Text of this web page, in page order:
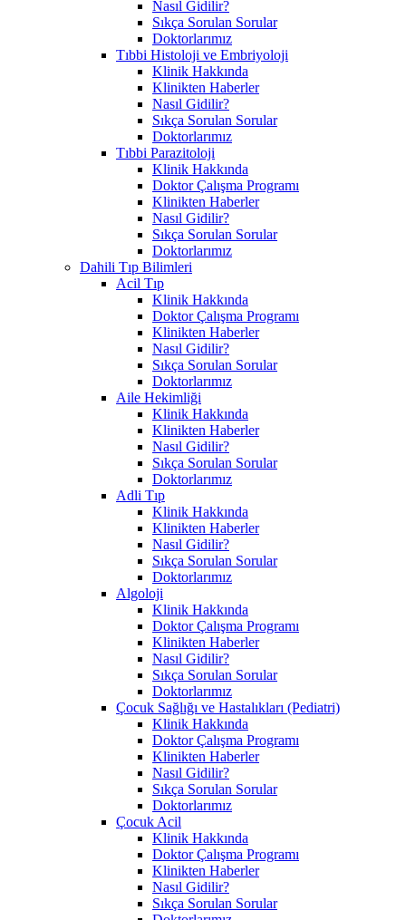
Nasıl Gidilir?
Sıkça Sorulan Sorular
Doktorlarımız
Tıbbi Histoloji ve Embriyoloji
Klinik Hakkında
Klinikten Haberler
Nasıl Gidilir?
Sıkça Sorulan Sorular
Doktorlarımız
Tıbbi Parazitoloji
Klinik Hakkında
Doktor Çalışma Programı
Klinikten Haberler
Nasıl Gidilir?
Sıkça Sorulan Sorular
Doktorlarımız
Dahili Tıp Bilimleri
Acil Tıp
Klinik Hakkında
Doktor Çalışma Programı
Klinikten Haberler
Nasıl Gidilir?
Sıkça Sorulan Sorular
Doktorlarımız
Aile Hekimliği
Klinik Hakkında
Klinikten Haberler
Nasıl Gidilir?
Sıkça Sorulan Sorular
Doktorlarımız
Adli Tıp
Klinik Hakkında
Klinikten Haberler
Nasıl Gidilir?
Sıkça Sorulan Sorular
Doktorlarımız
Algoloji
Klinik Hakkında
Doktor Çalışma Programı
Klinikten Haberler
Nasıl Gidilir?
Sıkça Sorulan Sorular
Doktorlarımız
Çocuk Sağlığı ve Hastalıkları (Pediatri)
Klinik Hakkında
Doktor Çalışma Programı
Klinikten Haberler
Nasıl Gidilir?
Sıkça Sorulan Sorular
Doktorlarımız
Çocuk Acil
Klinik Hakkında
Doktor Çalışma Programı
Klinikten Haberler
Nasıl Gidilir?
Sıkça Sorulan Sorular